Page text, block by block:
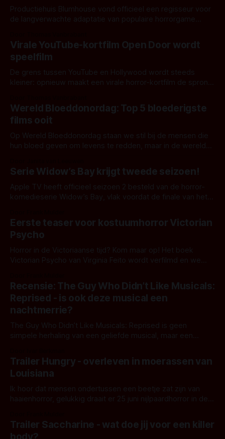
Productiehuis Blumhouse vond officieel een regisseur voor
de langverwachte adaptatie van populaire horrorgame
naam Rob Savage op de regiestoel, de Britse filmmaker
achter 'Host' en 'The Boogeyman'.
Virale YouTube-kortfilm Open Door wordt
speelfilm
De grens tussen YouTube en Hollywood wordt steeds
kleiner: opnieuw maakt een virale horror-kortfilm de sprong.
'Open Door'. Die wist online miljoenen kijkers te bereiken en
wordt nu een langspeelfilm.
Wereld Bloeddonordag: Top 5 bloederigste
films ooit
Op Wereld Bloeddonordag staan we stil bij de mensen die
hun bloed geven om levens te redden, maar in de wereld
Serie Widow’s Bay krijgt tweede seizoen!
Apple TV heeft officieel seizoen 2 besteld van de horror-
komedieserie Widow’s Bay, vlak voordat de finale van het
Eerste teaser voor kostuumhorror Victorian
Psycho
Horror in de Victoriaanse tijd? Kom maar op! Het boek
Victorian Psycho van Virginia Feito wordt verfilmd en we
Recensie: The Guy Who Didn’t Like Musicals:
Reprised - is ook deze musical een
nachtmerrie?
The Guy Who Didn’t Like Musicals: Reprised is geen
simpele herhaling van een geliefde musical, maar een
van nu. De voorstelling laat zien hoe een ooit kleine
YouTube-productie is uitgegroeid tot een verrassend rijk
horroruniversum.
Trailer Hungry - overleven in moerassen van
Louisiana
Ik hoor dat mensen ondertussen een beetje zat zijn van
haaienhorror, gelukkig draait er 25 juni nijlpaardhorror in de
Trailer Saccharine - wat doe jij voor een killer